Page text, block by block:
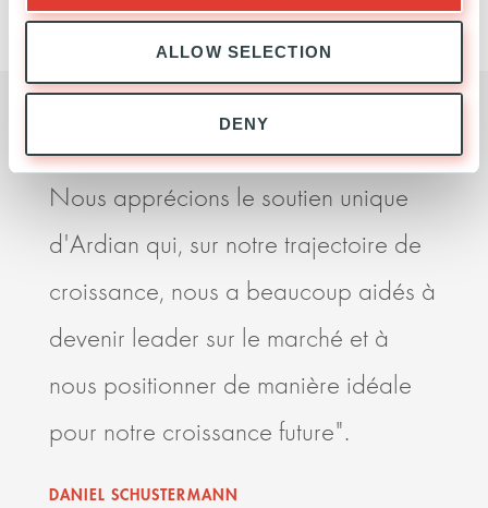
ALLOW SELECTION
DENY
Nous apprécions le soutien unique
d'Ardian qui, sur notre trajectoire de
croissance, nous a beaucoup aidés à
devenir leader sur le marché et à
nous positionner de manière idéale
pour notre croissance future".
DANIEL SCHUSTERMANN